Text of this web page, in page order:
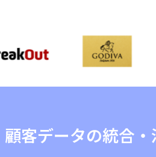
顧客データの統合